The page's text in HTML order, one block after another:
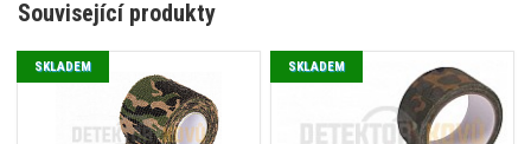
Související produkty
SKLADEM SKLADEM